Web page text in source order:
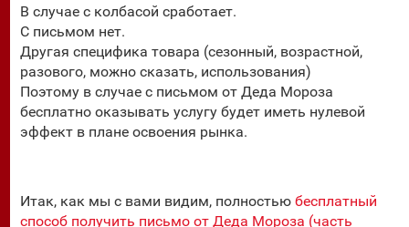
В случае с колбасой сработает.
С письмом нет.
Другая специфика товара (сезонный, возрастной,
разового, можно сказать, использования)
Поэтому в случае с письмом от Деда Мороза
бесплатно оказывать услугу будет иметь нулевой
эффект в плане освоения рынка.
Итак, как мы с вами видим, полностьюбесплатный
способ получить письмо от Деда Мороза (часть